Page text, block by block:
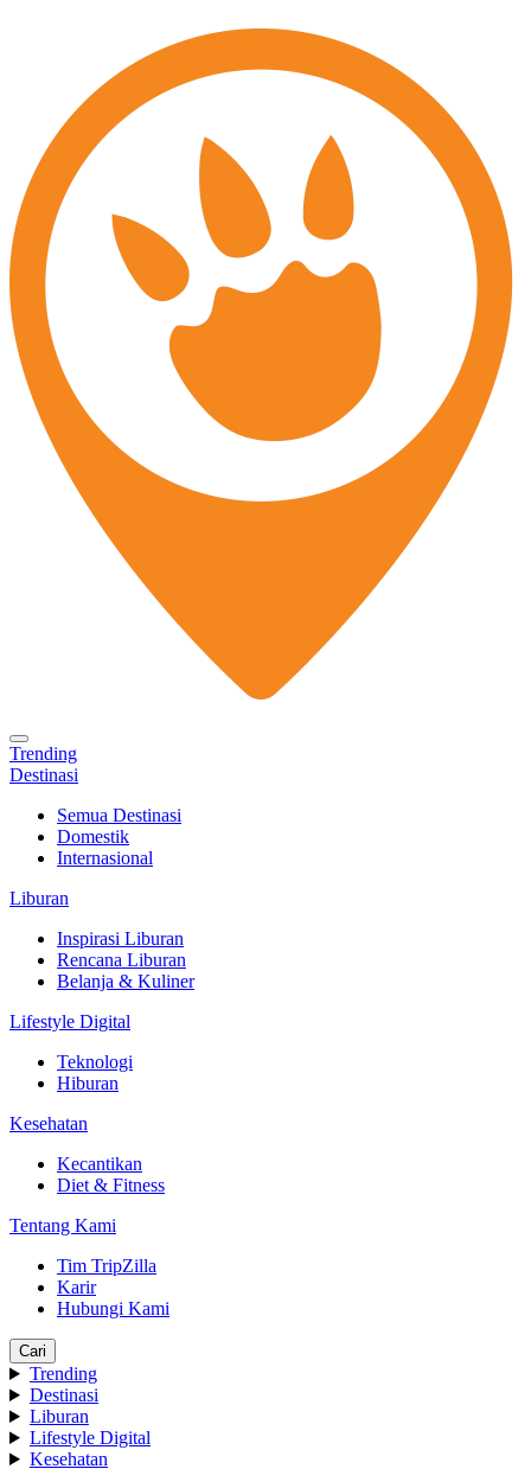
Trending
Destinasi
Semua Destinasi
Domestik
Internasional
Liburan
Inspirasi Liburan
Rencana Liburan
Belanja & Kuliner
Lifestyle Digital
Teknologi
Hiburan
Kesehatan
Kecantikan
Diet & Fitness
Tentang Kami
Tim TripZilla
Karir
Hubungi Kami
Cari
Trending
Destinasi
Liburan
Lifestyle Digital
Kesehatan